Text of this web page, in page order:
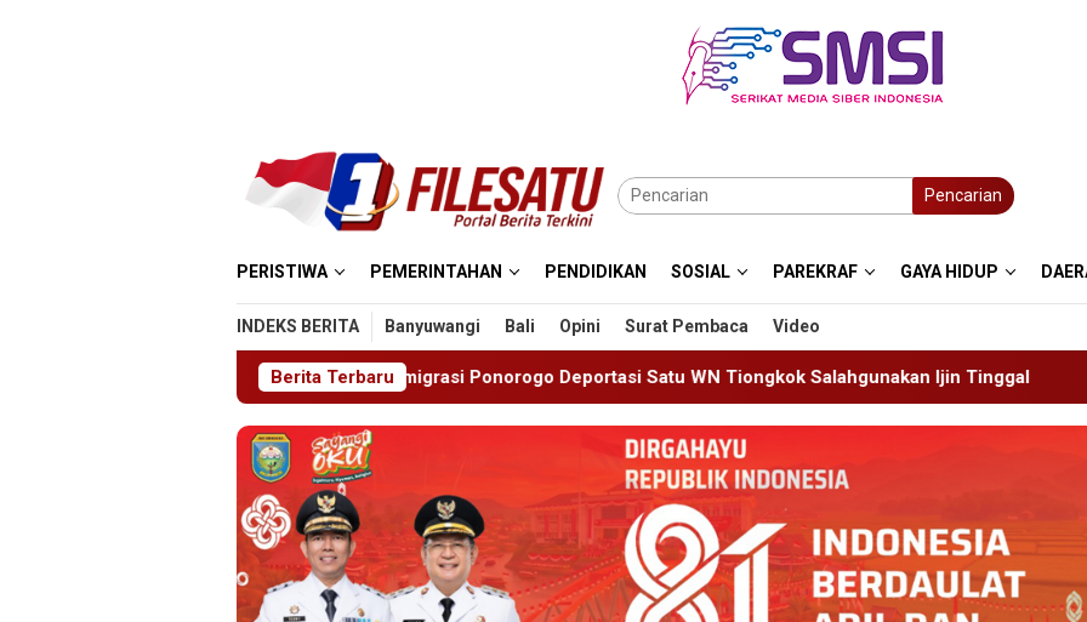
Pencarian
PERISTIWA PEMERINTAHAN PENDIDIKAN SOSIAL PAREKRAF GAYA HIDUP
INDEKS BERITA Banyuwangi Bali Opini Surat Pembaca Video
Berita Terbaru
Imigrasi Ponorogo Deportasi Satu WN Tiongkok Salahgunakan Ijin Tinggal 19 Siswa Sakit